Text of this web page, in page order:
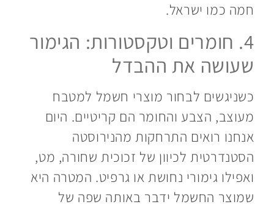
חמה כמו ישראל.
4. חומרים וטקסטורות: הגימור
שעושה את ההבדל
כשניגשים לבחור מוצרי חשמל למטבח
מעוצב, הצבע והחומר הם קריטיים. היום
אנחנו רואים התרחקות מהנירוסטה
הסטנדרטית לכיוון של זכוכית שחורה, מט,
ואפילו גימורי נחושת או גרפיט. המטרה היא
שמוצר החשמל ידבר באותה שפה של